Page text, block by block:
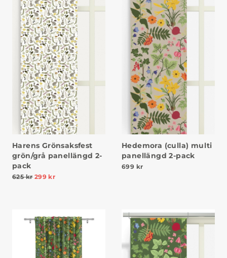
Harens Grönsaksfest
grön/grå panellängd 2-
pack
625kr 299kr
Hedemora (culla) multi
panellängd 2-pack
699 kr